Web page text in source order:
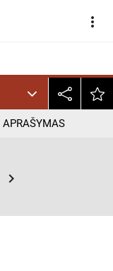
more_vert
APRAŠYMAS
keyboard_arrow_right